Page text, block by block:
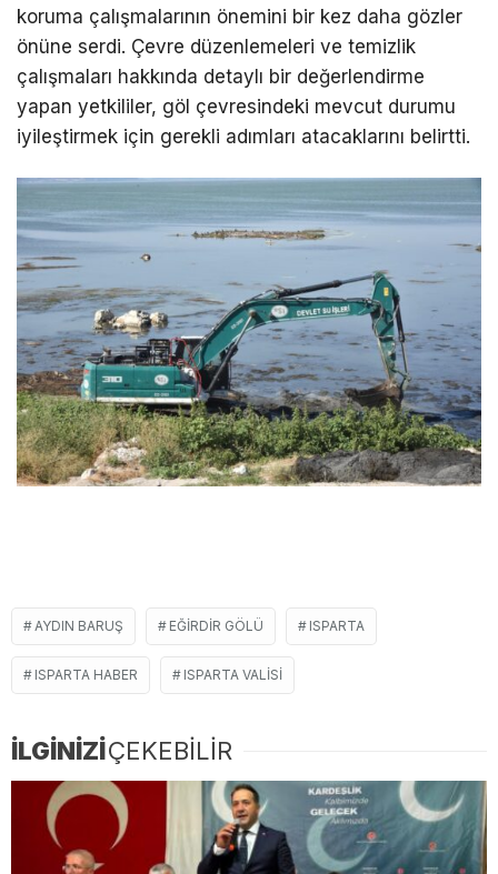
koruma çalışmalarının önemini bir kez daha gözler
önüne serdi. Çevre düzenlemeleri ve temizlik
çalışmaları hakkında detaylı bir değerlendirme
yapan yetkililer, göl çevresindeki mevcut durumu
iyileştirmek için gerekli adımları atacaklarını belirtti.
AYDIN BARUŞ EĞIRDIR GÖLÜ ISPARTA
ISPARTA HABER ISPARTA VALISI
İLGİNİZİÇEKEBİLİR